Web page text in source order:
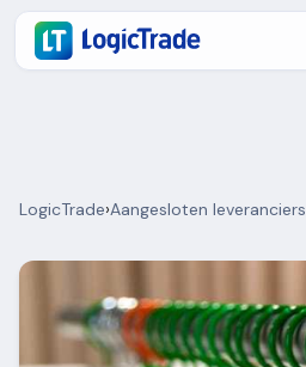
LogicTrade›Aangesloten leveranciers